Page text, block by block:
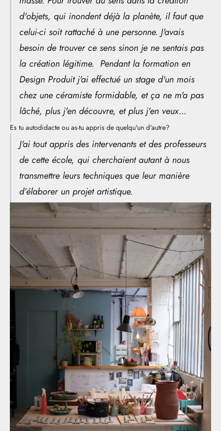
d'objets, qui inondent déjà la planète, il faut que
celui-ci soit rattaché à une personne. J'avais
besoin de trouver ce sens sinon je ne sentais pas
la création légitime. Pendant la formation en
Design Produit j'ai effectué un stage d'un mois
chez une céramiste formidable, et ça ne m'a pas
lâché, plus j'en découvre, et plus j'en veux...
Es tu autodidacte ou as-tu appris de quelqu'un d'autre?
J'ai tout appris des intervenants et des professeurs
de cette école, qui cherchaient autant à nous
transmettre leurs techniques que leur manière
d’élaborer un projet artistique.